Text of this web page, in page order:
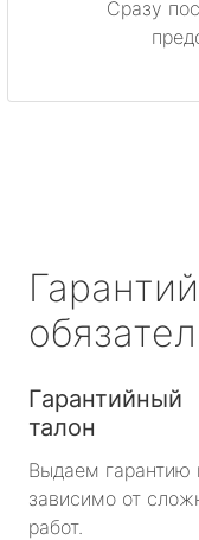
Приозерск
Сясьстрой
Тосно
Шлиссельбург
Сразу
Гарантийный
талон
Выдаем гарантию
зависимо от
работ.